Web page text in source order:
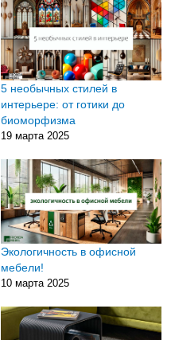
5 необычных стилей в
интерьере: от готики до
биоморфизма
19 марта 2025
Экологичность в офисной
мебели!
10 марта 2025